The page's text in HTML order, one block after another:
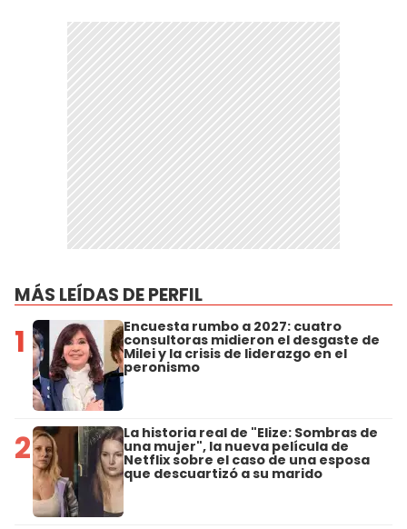
MÁS LEÍDAS DE PERFIL
1 Encuesta rumbo a 2027: cuatro
consultoras midieron el desgaste de
Milei y la crisis de liderazgo en el
peronismo
2 La historia real de "Elize: Sombras de
una mujer", la nueva película de
Netflix sobre el caso de una esposa
que descuartizó a su marido